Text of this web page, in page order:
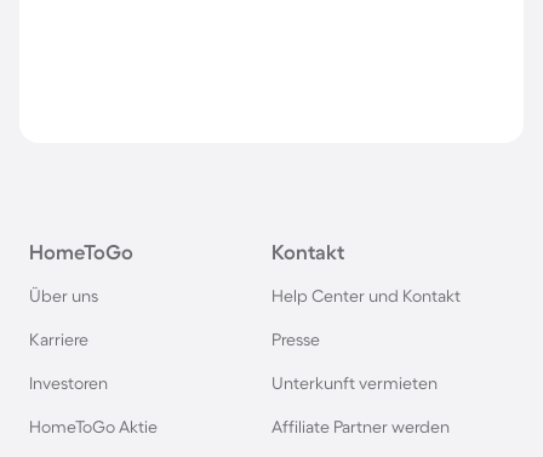
HomeToGo
Über uns
Karriere
Investoren
HomeToGo Aktie
Kontakt
Help Center und Kontakt
Presse
Unterkunft vermieten
Affiliate Partner werden